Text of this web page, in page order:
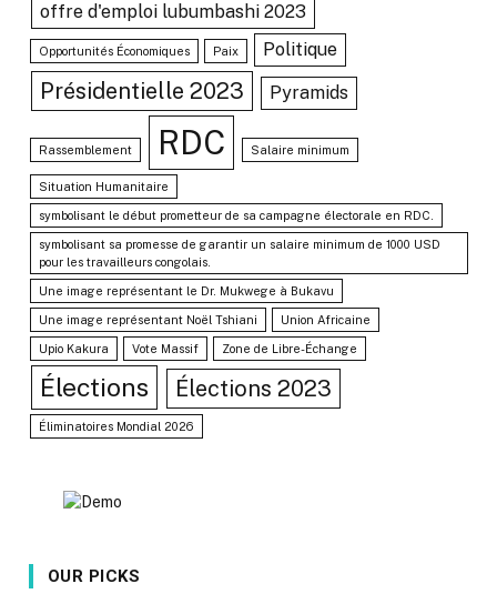
offre d'emploi lubumbashi 2023
Opportunités Économiques Paix Politique
Présidentielle 2023 Pyramids
Rassemblement RDC Salaire minimum
Situation Humanitaire
symbolisant le début prometteur de sa campagne électorale en RDC.
symbolisant sa promesse de garantir un salaire minimum de 1000 USD
pour les travailleurs congolais.
Une image représentant le Dr. Mukwege à Bukavu
Une image représentant Noël Tshiani Union Africaine
Upio Kakura Vote Massif Zone de Libre-Échange
Élections Élections 2023
Éliminatoires Mondial 2026
OUR PICKS